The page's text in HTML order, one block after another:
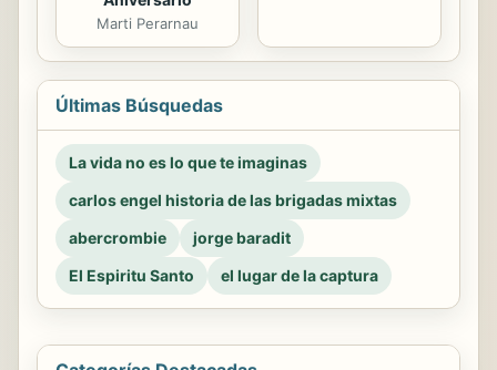
Marti Perarnau
Últimas Búsquedas
La vida no es lo que te imaginas
carlos engel historia de las brigadas mixtas
abercrombie
jorge baradit
El Espiritu Santo
el lugar de la captura